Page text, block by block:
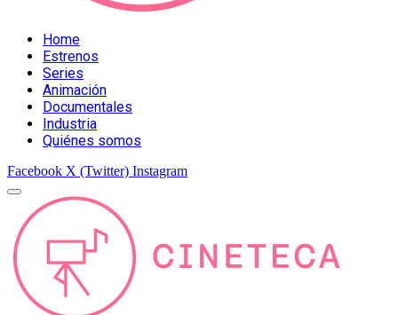
Home
Estrenos
Series
Animación
Documentales
Industria
Quiénes somos
Facebook X (Twitter) Instagram